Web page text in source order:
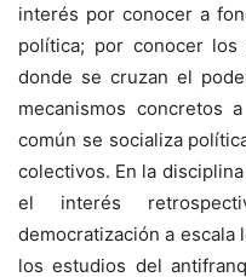
interés por conocer a
política; por conocer los
donde se cruzan el
mecanismos concretos
común se socializa
colectivos. En la
el interés
democratización a escala
los estudios del